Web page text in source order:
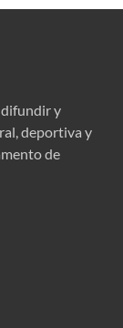
difundir y
deportiva y
de